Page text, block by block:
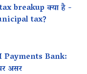
breakup क्या है -
tax?
Bank:
असर‌